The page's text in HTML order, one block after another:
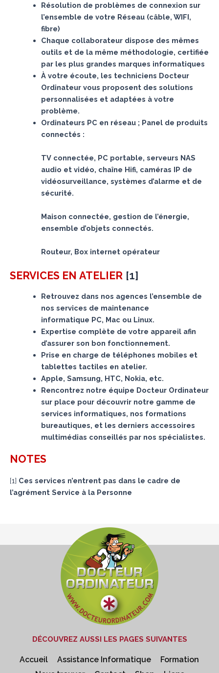
Résolution de problèmes de connexion sur
l’ensemble de votre Réseau (câble, WIFI,
fibre)
Chaque collaborateur dispose des mêmes
outils et de la même méthodologie, certifiée
par les plus grandes marques informatiques
À votre écoute, les techniciens Docteur
Ordinateur vous proposent des solutions
personnalisées et adaptées à votre
problème.
Ordinateurs PC en réseau ; Panel de produits
connectés :
TV connectée, PC portable, serveurs NAS
audio et vidéo, chaîne Hifi, caméras IP de
vidéosurveillance, systèmes d’alarme et de
sécurité.
Maison connectée, gestion de l’énergie,
ensemble d’objets connectés.
Routeur, Box internet opérateur
SERVICES EN ATELIER [1]
Retrouvez dans nos agences l’ensemble de
nos services de maintenance
informatique PC, Mac ou Linux.
Expertise complète de votre appareil afin
d’assurer son bon fonctionnement.
Prise en charge de téléphones mobiles et
tablettes tactiles en atelier.
Apple, Samsung, HTC, Nokia, etc.
Rencontrez notre équipe Docteur Ordinateur
sur place pour découvrir notre gamme de
services informatiques, nos formations
bureautiques, et les derniers accessoires
multimédias conseillés par nos spécialistes.
NOTES
[1] Ces services n’entrent pas dans le cadre de
l’agrément Service à la Personne
DÉCOUVREZ AUSSI LES PAGES SUIVANTES
Accueil Assistance Informatique
Formation